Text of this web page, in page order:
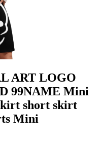
ART LOGO
99NAME Mini
short skirt
Mini